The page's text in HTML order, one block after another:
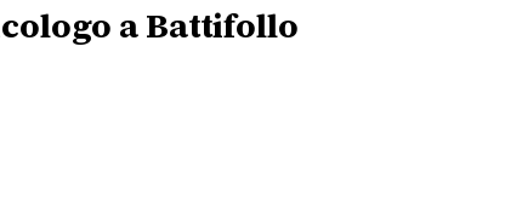
a Battifollo